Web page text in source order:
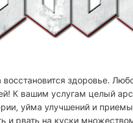
здоровье.
К вашим услугам целый
уйма улучшений и приемы
и рвать на куски